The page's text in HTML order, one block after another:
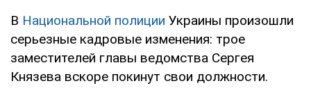
В Национальной полиции Украины произошли
серьезные кадровые изменения: трое
заместителей главы ведомства Сергея
Князева вскоре покинут свои должности.